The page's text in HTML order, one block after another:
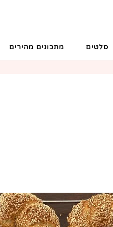
סלטים מתכונים מהירים